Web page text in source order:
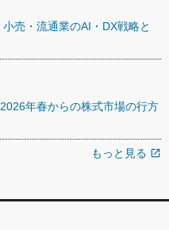
売・流通業のAI・DX戦略と
年春からの株式市場の行方
もっと見る open_in_new